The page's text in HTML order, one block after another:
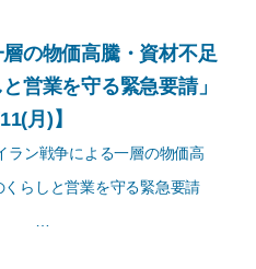
層の物価高騰・資材不足
営業を守る緊急要請」
月)】
ン戦争による一層の物価高
らしと営業を守る緊急要請
団 …